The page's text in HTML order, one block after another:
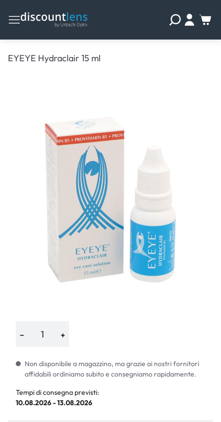
EYEYE Hydraclair 15 ml
− +
Non disponibile a magazzino, ma grazie ai nostri fornitori
affidabili ordiniamo subito e consegniamo rapidamente.
Tempi di consegna previsti:
10.08.2026 - 13.08.2026